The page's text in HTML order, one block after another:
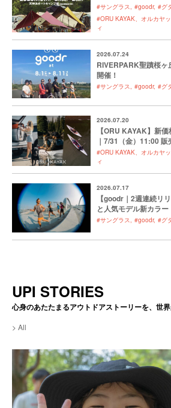
#サングラス #goodr #グ
#ORU KAYAK、オルカヤ
ィ
2026.07.24
RIVERPARK聖蹟桜
開催！
#サングラス #goodr #グ
2026.07.20
【ORU KAYAK】新
｜7/31（金）11:00
#ORU KAYAK、オルカヤ
ィ
2026.07.17
【goodr｜2週連続リ
と人気モデル新カラー
#サングラス #goodr #グ
UPI STORIES
心身のあたたまるアウトドアストーリーを、世
All